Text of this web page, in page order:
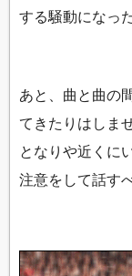
する騒動になっ
あと、曲と曲の
てきたりはしま
となりや近くに
注意をして話す